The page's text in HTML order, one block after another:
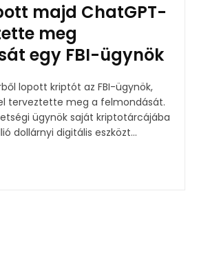
majd ChatGPT-
meg
egy FBI-ügynök
lopott kriptót az FBI-ügynök,
terveztette meg a felmondását.
ügynök saját kriptotárcájába
dollárnyi digitális eszközt...